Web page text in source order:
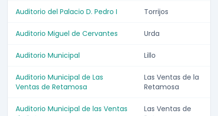
Auditorio del Palacio D. Pedro I Torrijos
Auditorio Miguel de Cervantes Urda
Auditorio Municipal Lillo
Auditorio Municipal de Las
Ventas de Retamosa
Las Ventas de la
Retamosa
Auditorio Municipal de las Ventas
Las Ventas de